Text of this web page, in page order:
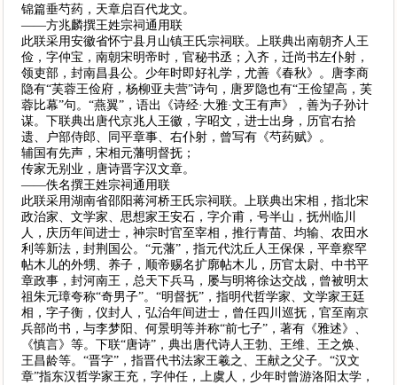
锦篇垂芍药，天章启百代龙文。
——方兆麟撰王姓宗祠通用联
此联采用安徽省怀宁县月山镇王氏宗祠联。上联典出南朝齐人王
俭，字仲宝，南朝宋明帝时，官秘书丞；入齐，迁尚书左仆射，
领吏部，封南昌县公。少年时即好礼学，尤善《春秋》。唐李商
隐有“芙蓉王俭府，杨柳亚夫营”诗句，唐罗隐也有“王俭望高，芙
蓉比幕”句。“燕翼”，语出《诗经·大雅·文王有声》，善为子孙计
谋。下联典出唐代京兆人王徽，字昭文，进士出身，历官右拾
遗、户部侍郎、同平章事、右仆射，曾写有《芍药赋》。
辅国有先声，宋相元藩明督抚；
传家无别业，唐诗晋字汉文章。
——佚名撰王姓宗祠通用联
此联采用湖南省邵阳蒋河桥王氏宗祠联。上联典出宋相，指北宋
政治家、文学家、思想家王安石，字介甫，号半山，抚州临川
人，庆历年间进士，神宗时官至宰相，推行青苗、均输、农田水
利等新法，封荆国公。“元藩”，指元代沈丘人王保保，平章察罕
帖木儿的外甥、养子，顺帝赐名扩廓帖木儿，历官太尉、中书平
章政事，封河南王，总天下兵马，屡与明将徐达交战，曾被明太
祖朱元璋夸称“奇男子”。“明督抚”，指明代哲学家、文学家王廷
相，字子衡，仪封人，弘治年间进士，曾任四川巡抚，官至南京
兵部尚书，与李梦阳、何景明等并称“前七子”，著有《雅述》、
《慎言》等。下联“唐诗”，典出唐代诗人王勃、王维、王之焕、
王昌龄等。“晋字”，指晋代书法家王羲之、王献之父子。“汉文
章”指东汉哲学家王充，字仲任，上虞人，少年时曾游洛阳太学，